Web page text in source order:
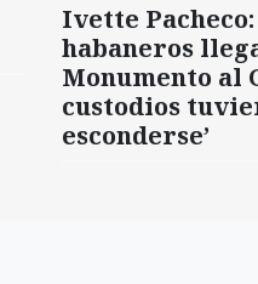
Ivette
habaneros
Monumento al
custodios
esconderse’